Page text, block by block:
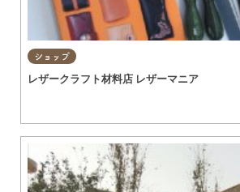
ショップ
レザークラフト材料店 レザーマニア